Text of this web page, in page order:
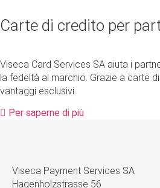
Carte di credito per
Viseca Card Services SA aiuta i
la fedeltà al marchio. Grazie a carte
vantaggi esclusivi.
Per saperne di più
Viseca Payment Services SA
Hagenholzstrasse 56